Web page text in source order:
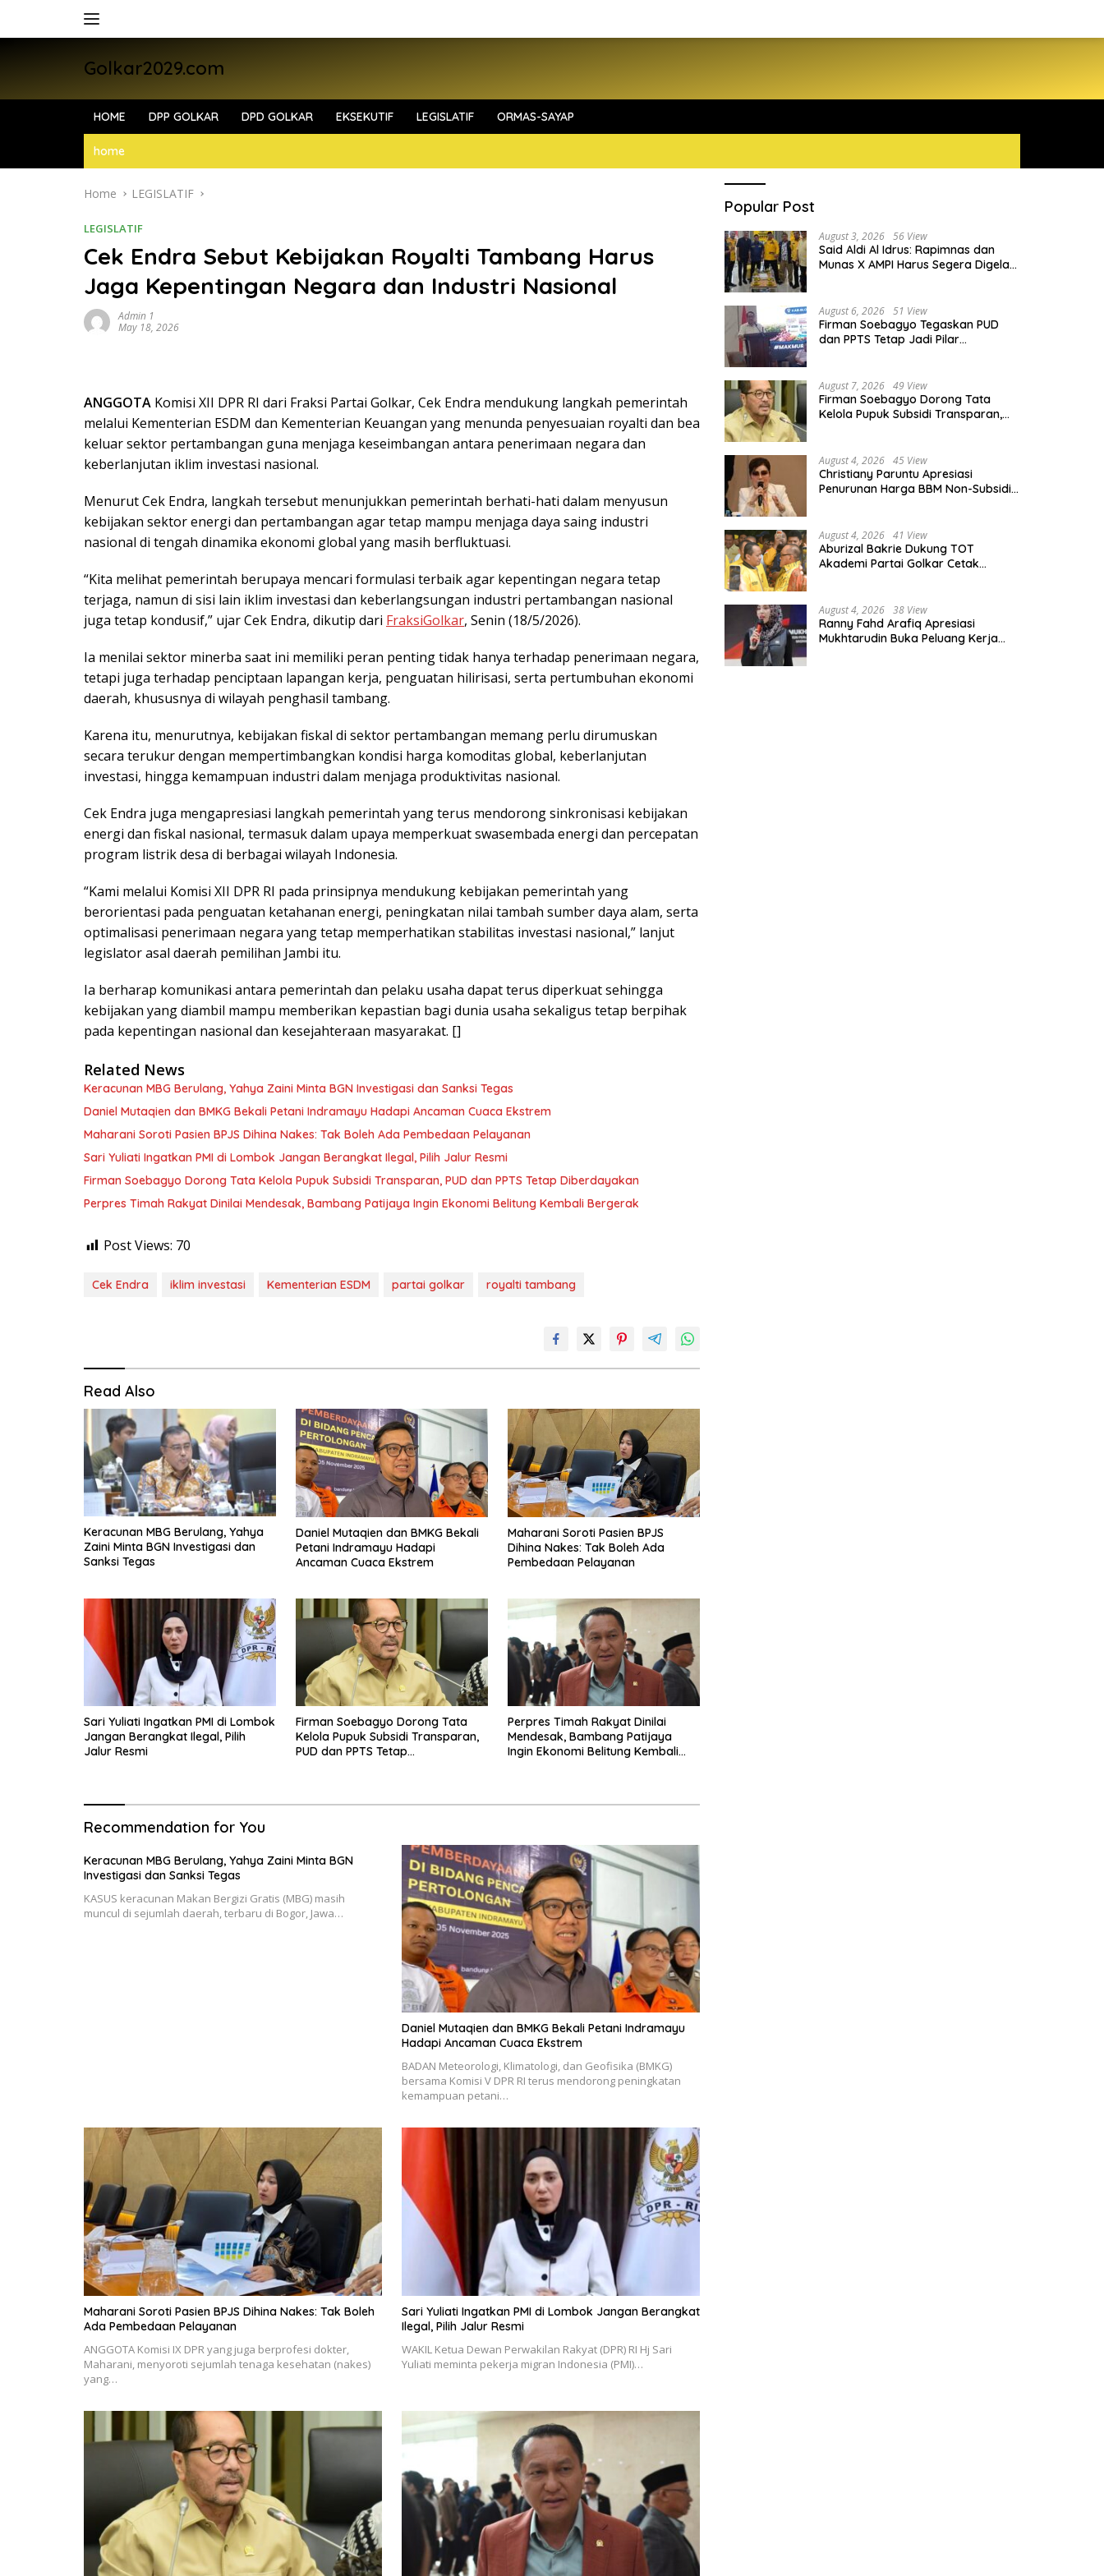
Golkar2029.com
HOME DPP GOLKAR DPD GOLKAR EKSEKUTIF LEGISLATIF ORMAS-SAYAP
home
Home LEGISLATIF
LEGISLATIF
Cek Endra Sebut Kebijakan Royalti Tambang Harus
Jaga Kepentingan Negara dan Industri Nasional
Admin 1
May 18, 2026
ANGGOTA Komisi XII DPR RI dari Fraksi Partai Golkar, Cek Endra mendukung langkah pemerintah
melalui Kementerian ESDM dan Kementerian Keuangan yang menunda penyesuaian royalti dan bea
keluar sektor pertambangan guna menjaga keseimbangan antara penerimaan negara dan
keberlanjutan iklim investasi nasional.
Menurut Cek Endra, langkah tersebut menunjukkan pemerintah berhati-hati dalam menyusun
kebijakan sektor energi dan pertambangan agar tetap mampu menjaga daya saing industri
nasional di tengah dinamika ekonomi global yang masih berfluktuasi.
“Kita melihat pemerintah berupaya mencari formulasi terbaik agar kepentingan negara tetap
terjaga, namun di sisi lain iklim investasi dan keberlangsungan industri pertambangan nasional
juga tetap kondusif,” ujar Cek Endra, dikutip dari FraksiGolkar, Senin (18/5/2026).
Ia menilai sektor minerba saat ini memiliki peran penting tidak hanya terhadap penerimaan negara,
tetapi juga terhadap penciptaan lapangan kerja, penguatan hilirisasi, serta pertumbuhan ekonomi
daerah, khususnya di wilayah penghasil tambang.
Karena itu, menurutnya, kebijakan fiskal di sektor pertambangan memang perlu dirumuskan
secara terukur dengan mempertimbangkan kondisi harga komoditas global, keberlanjutan
investasi, hingga kemampuan industri dalam menjaga produktivitas nasional.
Cek Endra juga mengapresiasi langkah pemerintah yang terus mendorong sinkronisasi kebijakan
energi dan fiskal nasional, termasuk dalam upaya memperkuat swasembada energi dan percepatan
program listrik desa di berbagai wilayah Indonesia.
“Kami melalui Komisi XII DPR RI pada prinsipnya mendukung kebijakan pemerintah yang
berorientasi pada penguatan ketahanan energi, peningkatan nilai tambah sumber daya alam, serta
optimalisasi penerimaan negara yang tetap memperhatikan stabilitas investasi nasional,” lanjut
legislator asal daerah pemilihan Jambi itu.
Ia berharap komunikasi antara pemerintah dan pelaku usaha dapat terus diperkuat sehingga
kebijakan yang diambil mampu memberikan kepastian bagi dunia usaha sekaligus tetap berpihak
pada kepentingan nasional dan kesejahteraan masyarakat. []
Related News
Keracunan MBG Berulang, Yahya Zaini Minta BGN Investigasi dan Sanksi Tegas
Daniel Mutaqien dan BMKG Bekali Petani Indramayu Hadapi Ancaman Cuaca Ekstrem
Maharani Soroti Pasien BPJS Dihina Nakes: Tak Boleh Ada Pembedaan Pelayanan
Sari Yuliati Ingatkan PMI di Lombok Jangan Berangkat Ilegal, Pilih Jalur Resmi
Firman Soebagyo Dorong Tata Kelola Pupuk Subsidi Transparan, PUD dan PPTS Tetap Diberdayakan
Perpres Timah Rakyat Dinilai Mendesak, Bambang Patijaya Ingin Ekonomi Belitung Kembali Bergerak
Post Views: 70
Cek Endra iklim investasi Kementerian ESDM partai golkar royalti tambang
Read Also
Keracunan MBG Berulang, Yahya
Zaini Minta BGN Investigasi dan
Sanksi Tegas
Daniel Mutaqien dan BMKG Bekali
Petani Indramayu Hadapi
Ancaman Cuaca Ekstrem
Maharani Soroti Pasien BPJS
Dihina Nakes: Tak Boleh Ada
Pembedaan Pelayanan
Sari Yuliati Ingatkan PMI di Lombok
Jangan Berangkat Ilegal, Pilih
Jalur Resmi
Firman Soebagyo Dorong Tata
Kelola Pupuk Subsidi Transparan,
PUD dan PPTS Tetap
Perpres Timah Rakyat Dinilai
Mendesak, Bambang Patijaya
Ingin Ekonomi Belitung Kembali
Recommendation for You
Keracunan MBG Berulang, Yahya Zaini Minta BGN
Investigasi dan Sanksi Tegas
KASUS keracunan Makan Bergizi Gratis (MBG) masih
muncul di sejumlah daerah, terbaru di Bogor, Jawa…
Daniel Mutaqien dan BMKG Bekali Petani Indramayu
Hadapi Ancaman Cuaca Ekstrem
BADAN Meteorologi, Klimatologi, dan Geofisika (BMKG)
bersama Komisi V DPR RI terus mendorong peningkatan
kemampuan petani…
Maharani Soroti Pasien BPJS Dihina Nakes: Tak Boleh
Ada Pembedaan Pelayanan
ANGGOTA Komisi IX DPR yang juga berprofesi dokter,
Maharani, menyoroti sejumlah tenaga kesehatan (nakes)
yang…
Sari Yuliati Ingatkan PMI di Lombok Jangan Berangkat
Ilegal, Pilih Jalur Resmi
WAKIL Ketua Dewan Perwakilan Rakyat (DPR) RI Hj Sari
Yuliati meminta pekerja migran Indonesia (PMI)…
Popular Post
August 3, 2026 56 View
Said Aldi Al Idrus: Rapimnas dan
Munas X AMPI Harus Segera Digelar
August 6, 2026 51 View
Firman Soebagyo Tegaskan PUD
dan PPTS Tetap Jadi Pilar
August 7, 2026 49 View
Firman Soebagyo Dorong Tata
Kelola Pupuk Subsidi Transparan,
August 4, 2026 45 View
Christiany Paruntu Apresiasi
Penurunan Harga BBM Non-Subsidi,
August 4, 2026 41 View
Aburizal Bakrie Dukung TOT
Akademi Partai Golkar Cetak
August 4, 2026 38 View
Ranny Fahd Arafiq Apresiasi
Mukhtarudin Buka Peluang Kerja